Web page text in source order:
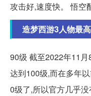
攻击好,速度快。 悟空
造梦西游3人物最
90级 截至2022年11
达到100级,而在多年
0级了,所以官方几乎没